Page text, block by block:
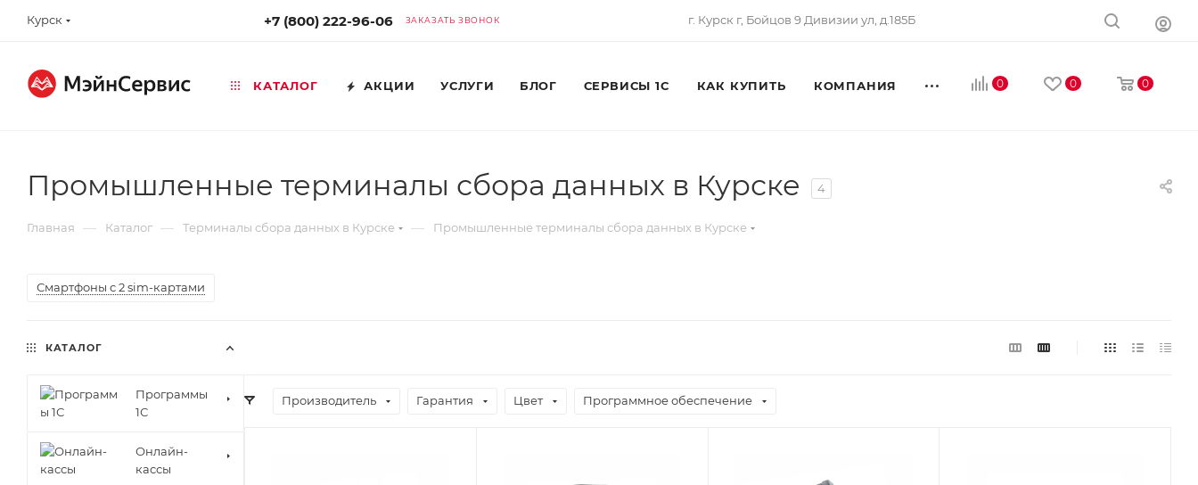
Курск +7 (800) 222-96-06 ЗАКАЗАТЬ ЗВОНОК г. Курск г, Бойцов 9 Дивизии ул, д.185Б
0 0 0
КАТАЛОГ АКЦИИ УСЛУГИ БЛОГ СЕРВИСЫ 1С КАК КУПИТЬ КОМПАНИЯ
Промышленные терминалы сбора данных в Курске 4
Главная — Каталог — Терминалы сбора данных в Курске — Промышленные терминалы сбора данных в Курске
Смартфоны с 2 sim-картами
Производитель Гарантия Цвет Программное обеспечение
КАТАЛОГ
Программы
1С
Онлайн-
кассы